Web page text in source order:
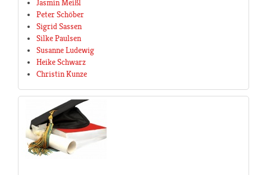
Jasmin Meißl
Peter Schöber
Sigrid Sassen
Silke Paulsen
Susanne Ludewig
Heike Schwarz
Christin Kunze